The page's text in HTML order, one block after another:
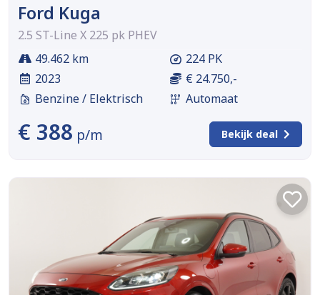
Ford Kuga
2.5 ST-Line X 225 pk PHEV
49.462 km
2023
Benzine / Elektrisch
224 PK
€ 24.750,-
Automaat
€ 388 p/m Bekijk deal